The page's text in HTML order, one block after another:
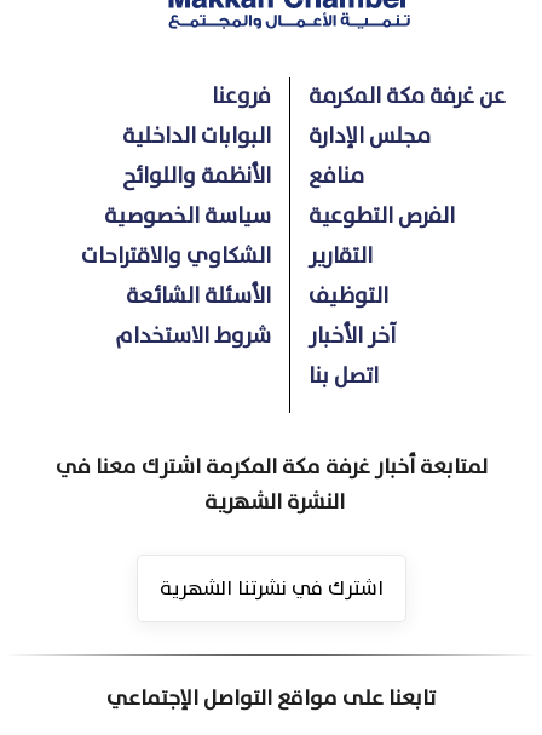
عن غرفة مكة المكرمة
مجلس الإدارة
منافع
الفرص التطوعية
التقارير
التوظيف
آخر الأخبار
اتصل بنا
فروعنا
البوابات الداخلية
الأنظمة واللوائح
سياسة الخصوصية
الشكاوي والاقتراحات
الأسئلة الشائعة
شروط الاستخدام
لمتابعة أخبار غرفة مكة المكرمة اشترك معنا في
النشرة الشهرية
اشترك في نشرتنا الشهرية
تابعنا على مواقع التواصل الإجتماعي